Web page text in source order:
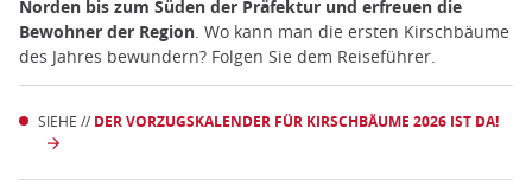
Norden bis zum Süden der Präfektur und erfreuen die
Bewohner der Region . Wo kann man die ersten Kirschbäume
des Jahres bewundern? Folgen Sie dem Reiseführer.
SIEHE // DER VORZUGSKALENDER FÜR KIRSCHBÄUME 2026 IST DA!